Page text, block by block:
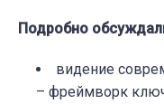
Подробно
видение
– фреймворк